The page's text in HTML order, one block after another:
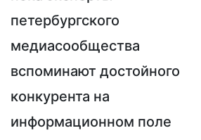
петербургского
медиасообщества
вспоминают достойного
конкурента на
информационном поле